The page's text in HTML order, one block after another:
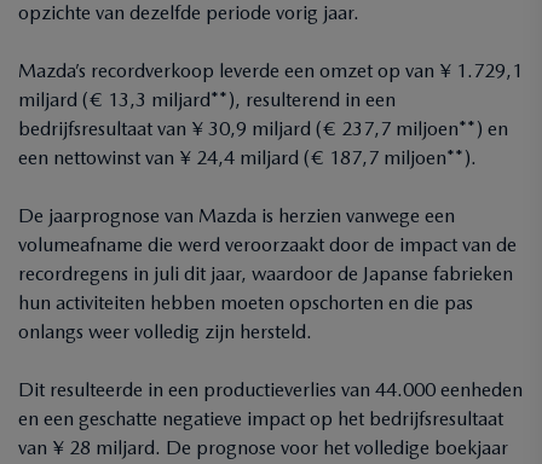
opzichte van dezelfde periode vorig jaar.
Mazda’s recordverkoop leverde een omzet op van ¥ 1.729,1
miljard (€ 13,3 miljard**), resulterend in een
bedrijfsresultaat van ¥ 30,9 miljard (€ 237,7 miljoen**) en
een nettowinst van ¥ 24,4 miljard (€ 187,7 miljoen**).
De jaarprognose van Mazda is herzien vanwege een
volumeafname die werd veroorzaakt door de impact van de
recordregens in juli dit jaar, waardoor de Japanse fabrieken
hun activiteiten hebben moeten opschorten en die pas
onlangs weer volledig zijn hersteld.
Dit resulteerde in een productieverlies van 44.000 eenheden
en een geschatte negatieve impact op het bedrijfsresultaat
van ¥ 28 miljard. De prognose voor het volledige boekjaar